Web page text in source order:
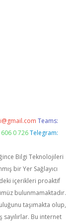
Teams:
0 726 Telegram:
Bilgi Teknolojileri
bir Yer Sağlayıcı
içerikleri proaktif
bulunmamaktadır.
taşımakta olup,
Bu internet